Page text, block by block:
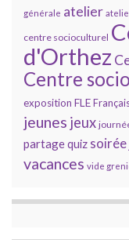
générale atelier
centre socioculturel
d'Orthez
Centre
exposition FLE
jeunes jeux
partagequiz soirée
vacances vide